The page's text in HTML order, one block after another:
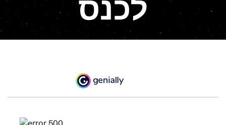
לכנס